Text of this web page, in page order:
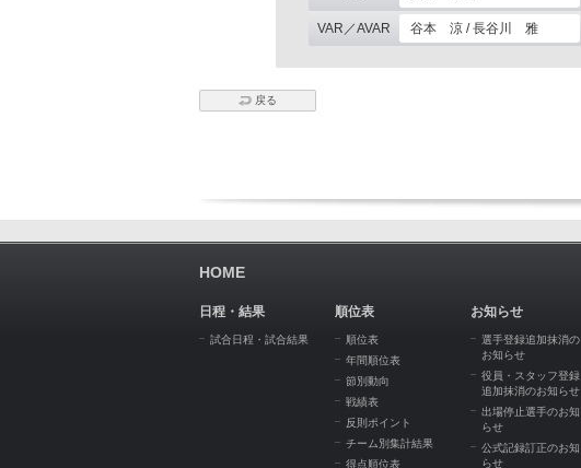
VAR／AVAR 谷本 涼 / 長谷川 雅
戻る
HOME
日程・結果
試合日程・試合結果
順位表
順位表
年間順位表
節別動向
戦績表
反則ポイント
チーム別集計結果
得点順位表
お知らせ
選手登録追加抹消の
お知らせ
役員・スタッフ登録
追加抹消のお知らせ
出場停止選手のお知
らせ
公式記録訂正のお知
らせ